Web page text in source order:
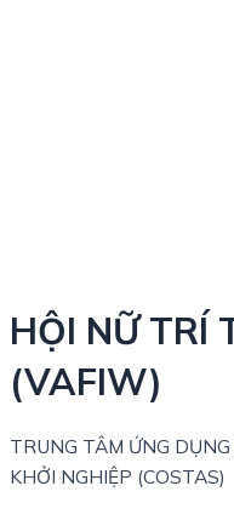
HỘI NỮ TRÍ
(VAFIW)
TRUNG TÂM ỨNG
KHỞI NGHIỆP (COSTAS)